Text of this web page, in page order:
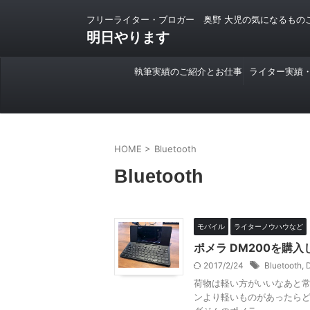
フリーライター・ブロガー 奥野 大児の気になるもの
明日やります
執筆実績のご紹介とお仕事 ライター実績
HOME > Bluetooth
Bluetooth
モバイル ライターノウハウなど
ポメラ DM200を購入
2017/2/24 Bluetooth,
荷物は軽い方がいいなあと
ンより軽いものがあったら